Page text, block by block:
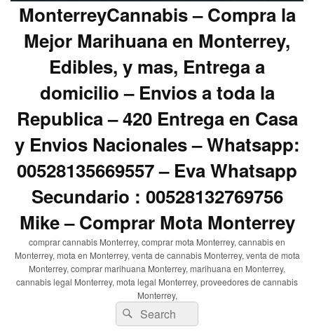
MonterreyCannabis – Compra la
Mejor Marihuana en Monterrey,
Edibles, y mas, Entrega a
domicilio – Envios a toda la
Republica – 420 Entrega en Casa
y Envios Nacionales – Whatsapp:
00528135669557 – Eva Whatsapp
Secundario : 00528132769756
Mike – Comprar Mota Monterrey
comprar cannabis Monterrey, comprar mota Monterrey, cannabis en
Monterrey, mota en Monterrey, venta de cannabis Monterrey, venta de mota
Monterrey, comprar marihuana Monterrey, marihuana en Monterrey,
cannabis legal Monterrey, mota legal Monterrey, proveedores de cannabis
Monterrey,
Search
for:
Search